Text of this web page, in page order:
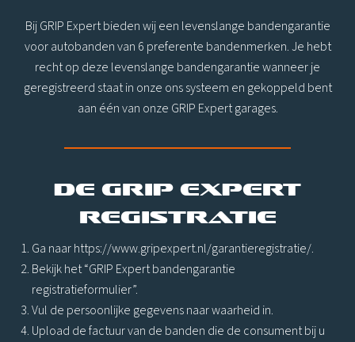
Bij GRIP Expert bieden wij een levenslange bandengarantie
voor autobanden van 6 preferente bandenmerken. Je hebt
recht op deze levenslange bandengarantie wanneer je
geregistreerd staat in onze ons systeem en gekoppeld bent
aan één van onze GRIP Expert garages.
De GRIP Expert
registratie
Ga naar https://www.gripexpert.nl/garantieregistratie/.
Bekijk het “GRIP Expert bandengarantie
registratieformulier”.
Vul de persoonlijke gegevens naar waarheid in.
Upload de factuur van de banden die de consument bij u